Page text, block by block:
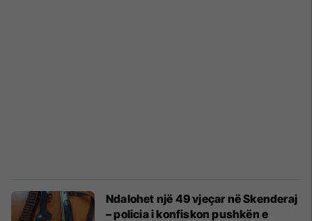
Ndalohet një 49 vjeçar në Skenderaj
– policia i konfiskon pushkën e